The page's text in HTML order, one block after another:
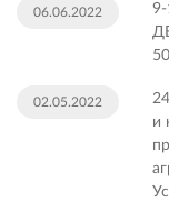
06.06.2022
02.05.2022
и